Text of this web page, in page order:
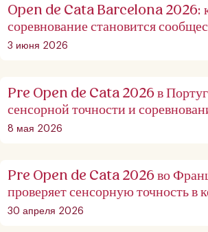
Open de Cata Barcelona 2026:
соревнование становится
3 июня 2026
Pre Open de Cata 2026 в
сенсорной точности и
8 мая 2026
Pre Open de Cata 2026 во
проверяет сенсорную точность в
30 апреля 2026